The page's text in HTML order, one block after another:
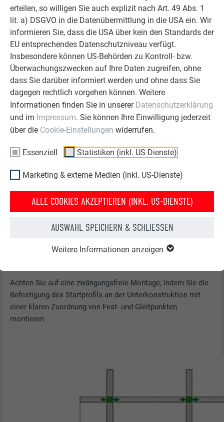
erteilen, so willigen Sie auch explizit nach Art. 49 Abs. 1
lit. a) DSGVO in die Datenübermittlung in die USA ein. Wir
informieren Sie, dass die USA über kein den Standards der
EU entsprechendes Datenschutzniveau verfügt.
Insbesondere können US-Behörden zu Kontroll- bzw.
Überwachungszwecken auf Ihre Daten zugreifen, ohne
dass Sie darüber informiert werden und ohne dass Sie
dagegen rechtlich vorgehen können. Weitere
Informationen finden Sie in unserer Datenschutzerklärung
und im Impressum. Sie können Ihre Einwilligung jederzeit
über die Cookie-Einstellungen widerrufen.
Essenziell Statistiken (inkl. US-Dienste)
Marketing & externe Medien (inkl. US-Dienste)
ALLE COOKIES AKZEPTIEREN (INKL. US-DIENSTE)
AUSWAHL SPEICHERN & SCHLIESSEN
Weitere Informationen anzeigen
Achten Sie auf eine zwängungsfreie Montage, indem Sie die
Befestigung des Startprofils an der Unterkonstruktion mit
einer klaren Zuordnung von Fest- und Gleitpunkten
montieren.